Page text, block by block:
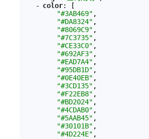
- "
color": [
"#3AB469" ,
"#DA8324" ,
"#8069C9" ,
"#7C3735" ,
"#CE33C0" ,
"#692AF3" ,
"#EAD7A4" ,
"#95DB1D" ,
"#0E40EB" ,
"#3CD135" ,
"#F22EB8" ,
"#BD2024" ,
"#4CDAB0" ,
"#5AAB45" ,
"#30101B" ,
"#4D224E" ,